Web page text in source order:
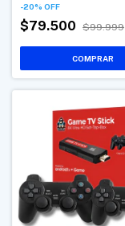
-20% OFF
$79.500 $99.999